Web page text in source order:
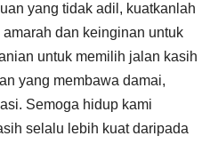
yang tidak adil, kuatkanlah
dan keinginan untuk
untuk memilih jalan kasih
yang membawa damai,
Semoga hidup kami
selalu lebih kuat daripada